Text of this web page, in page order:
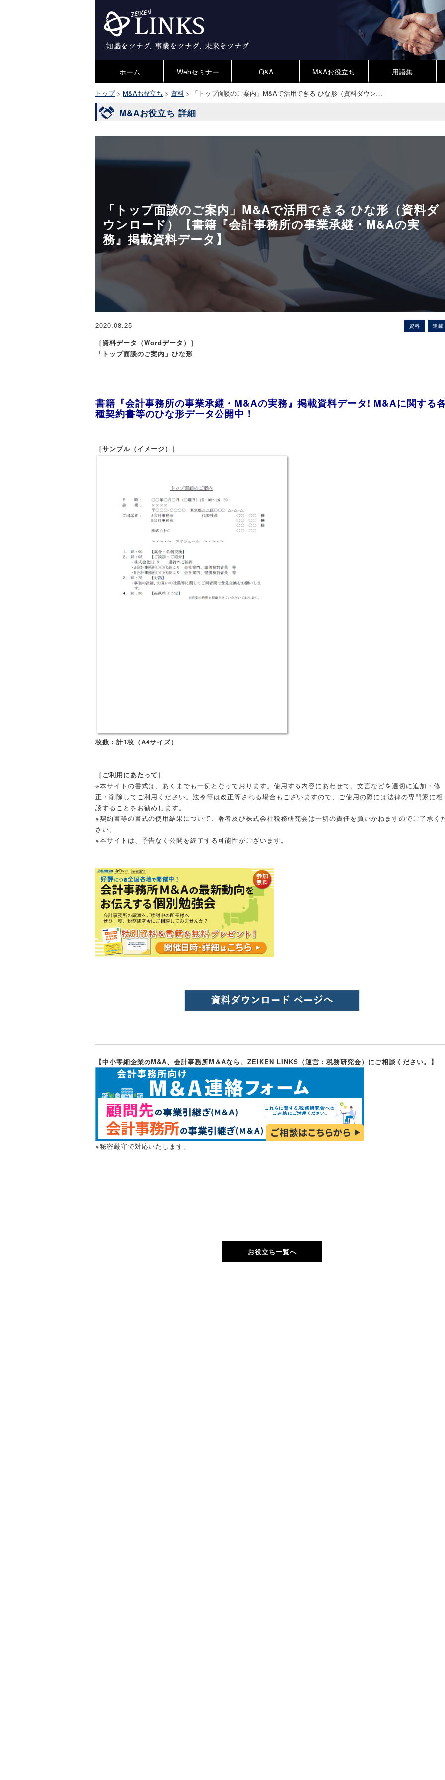
ホーム Webセミナー Q&A M&Aお役立ち 用語集
トップ> M&Aお役立ち > 資料 > 「トップ面談のご案内」M&Aで活用できる ひな形（資料ダウン…
M&Aお役立ち 詳細
「トップ面談のご案内」M&Aで活用できる ひな形（資料ダ
ウンロード）【書籍『会計事務所の事業承継・M&Aの実
務』掲載資料データ】
2020.08.25 資料 連載
［資料データ（Wordデータ）］
「トップ面談のご案内」ひな形
書籍『会計事務所の事業承継・M&Aの実務』掲載資料データ! M&Aに関する
種契約書等のひな形データ公開中！
［サンプル（イメージ）］
枚数：計1枚（A4サイズ）
［ご利用にあたって］
※本サイトの書式は、あくまでも一例となっております。使用する内容にあわせて、文言などを適切に追加・修
正・削除してご利用ください。法令等は改正等される場合もございますので、ご使用の際には法律の専門家に相
談することをお勧めします。
※契約書等の書式の使用結果について、著者及び株式会社税務研究会は一切の責任を負いかねますのでご了承く
さい。
※本サイトは、予告なく公開を終了する可能性がございます。
【中小零細企業のM&A、会計事務所M＆Aなら、ZEIKEN LINKS（運営：税務研究会）にご相談ください。】
※秘密厳守で対応いたします。
お役立ち一覧へ